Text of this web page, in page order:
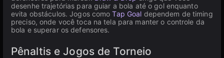
desenhe trajetórias para guiar a bola até o gol enquanto
evita obstáculos. Jogos comoTap Goal dependem de timing
preciso, onde você toca na tela para manter o controle da
bola e superar os defensores.
Pênaltis e Jogos de Torneio